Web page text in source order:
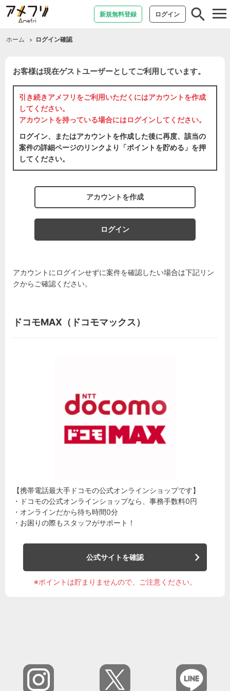
新規無料登録 ログイン
ホーム ログイン確認
お客様は現在ゲストユーザーとしてご利用しています。
引き続きアメフリをご利用いただくにはアカウントを作成
してください。
アカウントを持っている場合にはログインしてください。
ログイン、またはアカウントを作成した後に再度、該当の
案件の詳細ページのリンクより「ポイントを貯める」を押
してください。
アカウントを作成
ログイン
アカウントにログインせずに案件を確認したい場合は下記リン
クからご確認ください。
ドコモMAX（ドコモマックス）
【携帯電話最大手ドコモの公式オンラインショップです】
・ドコモの公式オンラインショップなら、事務手数料0円
・オンラインだから待ち時間0分
・お困りの際もスタッフがサポート！
公式サイトを確認
※ポイントは貯まりませんので、ご注意ください。